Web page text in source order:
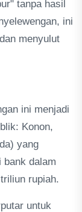
tanpa hasil
ini
menyulut
ini menjadi
Konon,
yang
bank dalam
rupiah.
untuk